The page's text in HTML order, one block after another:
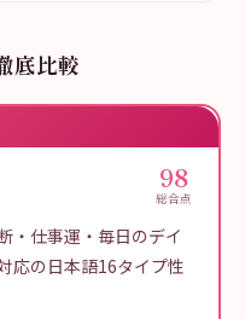
底比較
98
総合点
・仕事運・毎日のデイ
応の日本語16タイプ性